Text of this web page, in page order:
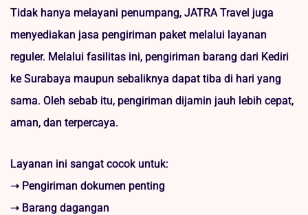
Tidak hanya melayani penumpang, JATRA Travel juga
menyediakan jasa pengiriman paket melalui layanan
reguler. Melalui fasilitas ini, pengiriman barang dari Kediri
ke Surabaya maupun sebaliknya dapat tiba di hari yang
sama. Oleh sebab itu, pengiriman dijamin jauh lebih cepat,
aman, dan terpercaya.
Layanan ini sangat cocok untuk:
➝ Pengiriman dokumen penting
➝ Barang dagangan